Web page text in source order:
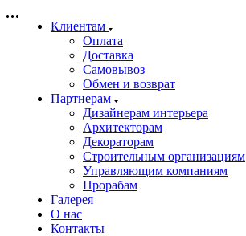
Клиентам
Оплата
Доставка
Самовывоз
Обмен и возврат
Партнерам
Дизайнерам интерьера
Архитекторам
Декораторам
Строительным организациям
Управляющим компаниям
Прорабам
Галерея
О нас
Контакты